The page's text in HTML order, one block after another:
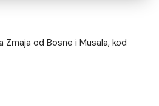
Zmaja od Bosne i Musala, kod